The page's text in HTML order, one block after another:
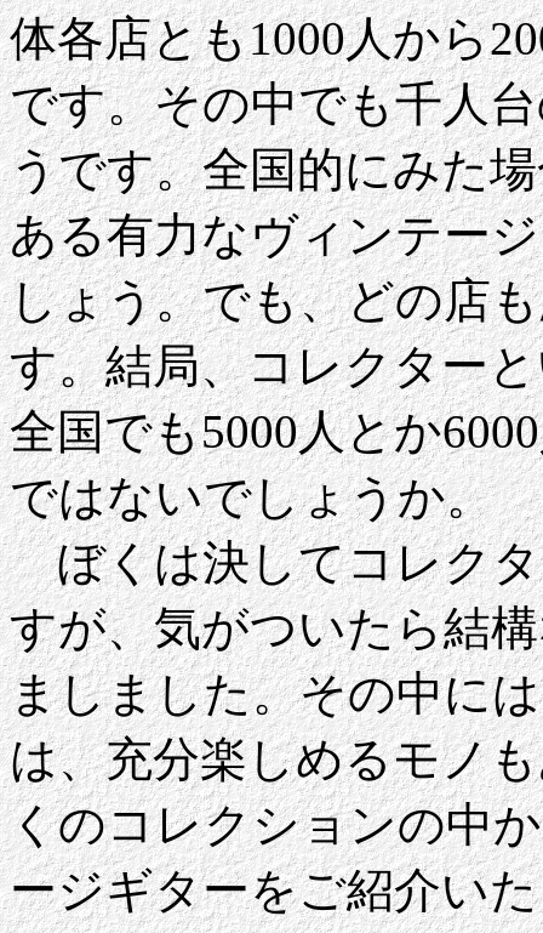
体各店とも1000人から
です。その中でも千人
うです。全国的にみた
ある有力なヴィンテー
しょう。でも、どの店
す。結局、コレクター
全国でも5000人とか
ではないでしょうか。
ぼくは決してコレクタ
すが、気がついたら結
ましました。その中に
は、充分楽しめるモノ
くのコレクションの中
ージギターをご紹介い